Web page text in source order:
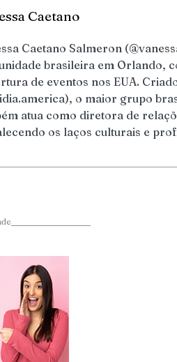
Caetano
Caetano Salmeron
brasileira em Orlando,
de eventos nos EUA.
o maior grupo
atua como diretora de
os laços culturais e